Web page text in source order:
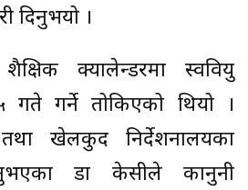
दिनुभयो ।
क्यालेन्डरमा स्ववियु
गते गर्ने तोकिएको थियो ।
तथा खेलकुद निर्देशनालयका
डा केसीले कानुनी